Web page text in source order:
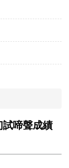
試啼聲成績